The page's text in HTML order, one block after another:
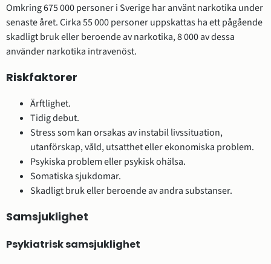
Omkring 675 000 personer i Sverige har använt narkotika under
senaste året. Cirka 55 000 personer uppskattas ha ett pågående
skadligt bruk eller beroende av narkotika, 8 000 av dessa
använder narkotika intravenöst.
Riskfaktorer
Ärftlighet.
Tidig debut.
Stress som kan orsakas av instabil livssituation,
utanförskap, våld, utsatthet eller ekonomiska problem.
Psykiska problem eller psykisk ohälsa.
Somatiska sjukdomar.
Skadligt bruk eller beroende av andra substanser.
Samsjuklighet
Psykiatrisk samsjuklighet